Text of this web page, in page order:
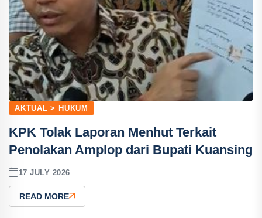
AKTUAL > HUKUM
KPK Tolak Laporan Menhut Terkait
Penolakan Amplop dari Bupati Kuansing
17 JULY 2026
READ MORE